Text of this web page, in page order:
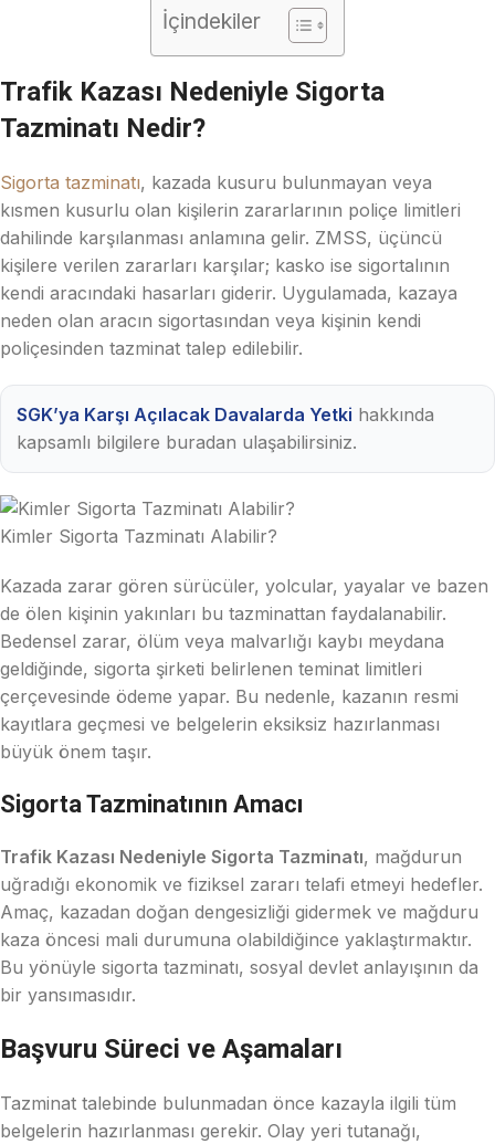
İçindekiler
Trafik Kazası Nedeniyle Sigorta
Tazminatı Nedir?
Sigorta tazminatı, kazada kusuru bulunmayan veya
kısmen kusurlu olan kişilerin zararlarının poliçe limitleri
dahilinde karşılanması anlamına gelir. ZMSS, üçüncü
kişilere verilen zararları karşılar; kasko ise sigortalının
kendi aracındaki hasarları giderir. Uygulamada, kazaya
neden olan aracın sigortasından veya kişinin kendi
poliçesinden tazminat talep edilebilir.
SGK’ya Karşı Açılacak Davalarda Yetki hakkında
kapsamlı bilgilere buradan ulaşabilirsiniz.
Kimler Sigorta Tazminatı Alabilir?
Kazada zarar gören sürücüler, yolcular, yayalar ve bazen
de ölen kişinin yakınları bu tazminattan faydalanabilir.
Bedensel zarar, ölüm veya malvarlığı kaybı meydana
geldiğinde, sigorta şirketi belirlenen teminat limitleri
çerçevesinde ödeme yapar. Bu nedenle, kazanın resmi
kayıtlara geçmesi ve belgelerin eksiksiz hazırlanması
büyük önem taşır.
Sigorta Tazminatının Amacı
Trafik Kazası Nedeniyle Sigorta Tazminatı, mağdurun
uğradığı ekonomik ve fiziksel zararı telafi etmeyi hedefler.
Amaç, kazadan doğan dengesizliği gidermek ve mağduru
kaza öncesi mali durumuna olabildiğince yaklaştırmaktır.
Bu yönüyle sigorta tazminatı, sosyal devlet anlayışının da
bir yansımasıdır.
Başvuru Süreci ve Aşamaları
Tazminat talebinde bulunmadan önce kazayla ilgili tüm
belgelerin hazırlanması gerekir. Olay yeri tutanağı,